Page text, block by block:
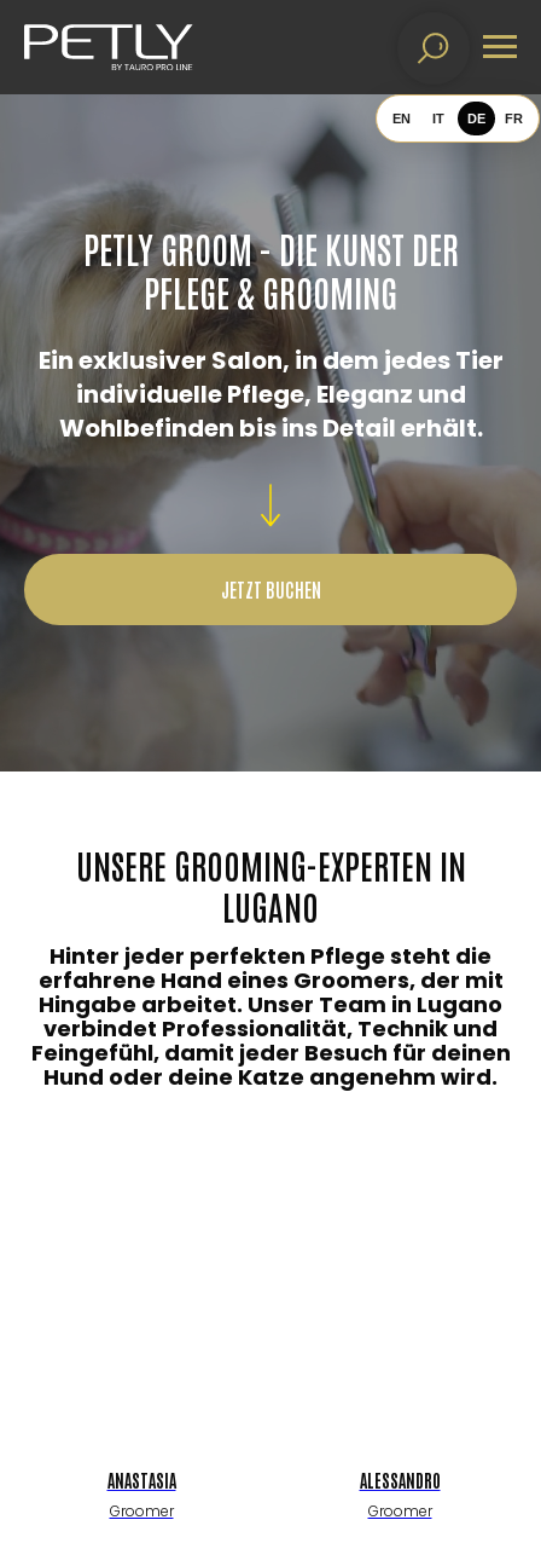
PETLY GROOM - DIE KUNST DER
PFLEGE & GROOMING
Ein exklusiver Salon, in dem jedes Tier
individuelle Pflege, Eleganz und
Wohlbefinden bis ins Detail erhält.
JETZT BUCHEN
UNSERE GROOMING-EXPERTEN IN
LUGANO
Hinter jeder perfekten Pflege steht die
erfahrene Hand eines Groomers, der mit
Hingabe arbeitet. Unser Team in Lugano
verbindet Professionalität, Technik und
Feingefühl, damit jeder Besuch für deinen
Hund oder deine Katze angenehm wird.
ANASTASIA
Groomer
ALESSANDRO
Groomer
EN IT DE FR